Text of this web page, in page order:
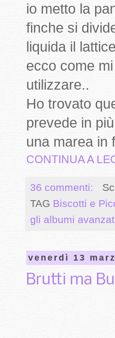
io metto la
finche si
liquida il
ecco come
utilizzare..
Ho trovato
prevede in
una marea in
CONTINUA A
36 commenti:
TAG Biscotti e
gli albumi
venerdì 13
Brutti ma